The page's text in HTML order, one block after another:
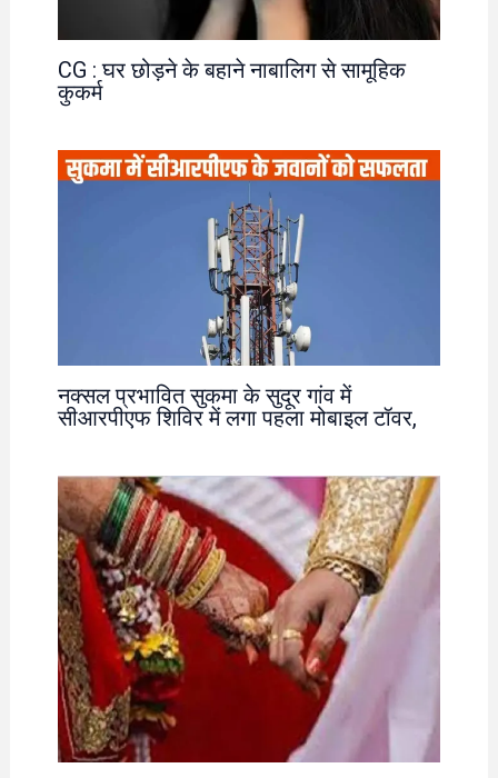
CG : घर छोड़ने के बहाने नाबालिग से सामूहिक
कुकर्म
नक्सल प्रभावित सुकमा के सुदूर गांव में
सीआरपीएफ शिविर में लगा पहला मोबाइल टॉवर,